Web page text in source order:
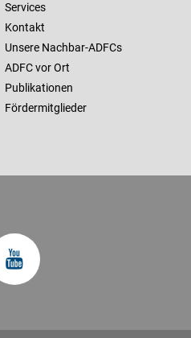
Services
Kontakt
Unsere Nachbar-ADFCs
ADFC vor Ort
Publikationen
Fördermitglieder